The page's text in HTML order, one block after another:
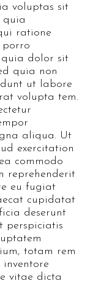
voluptas sit
quia
ratione
porro
dolor sit
quia non
ut labore
volupta tem.
aliqua. Ut
exercitation
commodo
reprehenderit
eu fugiat
cupidatat
deserunt
perspiciatis
totam rem
vitae dicta